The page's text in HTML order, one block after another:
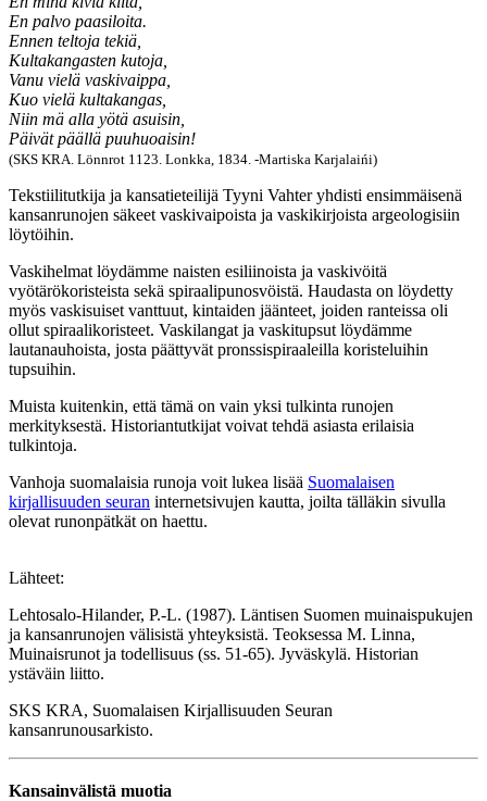
En palvo paasiloita.
Ennen teltoja tekiä,
Kultakangasten kutoja,
Vanu vielä vaskivaippa,
Kuo vielä kultakangas,
Niin mä alla yötä asuisin,
Päivät päällä puuhuoaisin!
(SKS KRA. Lönnrot 1123. Lonkka, 1834. -Martiska Karjalaińi)
Tekstiilitutkija ja kansatieteilijä Tyyni Vahter yhdisti ensimmäisenä
kansanrunojen säkeet vaskivaipoista ja vaskikirjoista argeologisiin
löytöihin.
Vaskihelmat löydämme naisten esiliinoista ja vaskivöitä
vyötärökoristeista sekä spiraalipunosvöistä. Haudasta on löydetty
myös vaskisuiset vanttuut, kintaiden jäänteet, joiden ranteissa oli
ollut spiraalikoristeet. Vaskilangat ja vaskitupsut löydämme
lautanauhoista, josta päättyvät pronssispiraaleilla koristeluihin
tupsuihin.
Muista kuitenkin, että tämä on vain yksi tulkinta runojen
merkityksestä. Historiantutkijat voivat tehdä asiasta erilaisia
tulkintoja.
Vanhoja suomalaisia runoja voit lukea lisää Suomalaisen
kirjallisuuden seuran internetsivujen kautta, joilta tälläkin sivulla
olevat runonpätkät on haettu.
Lähteet:
Lehtosalo-Hilander, P.-L. (1987). Läntisen Suomen muinaispukujen
ja kansanrunojen välisistä yhteyksistä. Teoksessa M. Linna,
Muinaisrunot ja todellisuus (ss. 51-65). Jyväskylä. Historian
ystäväin liitto.
SKS KRA, Suomalaisen Kirjallisuuden Seuran
kansanrunousarkisto.
Kansainvälistä muotia